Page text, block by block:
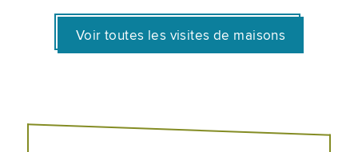
Voir toutes les visites de maisons